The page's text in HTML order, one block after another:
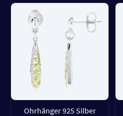
Ohrhänger 925 Silber